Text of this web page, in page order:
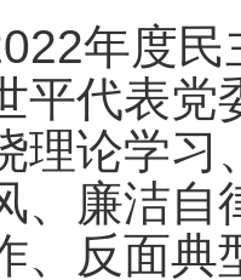
年度
平代表
理论学
、廉洁自
、反面典